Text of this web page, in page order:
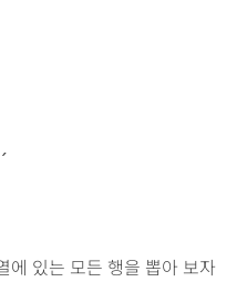
에 있는 모든 행을 뽑아 보자